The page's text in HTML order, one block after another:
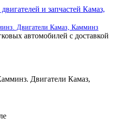
Двигатели Камаз, Камминз
автомобилей с доставкой
Двигатели Камаз,